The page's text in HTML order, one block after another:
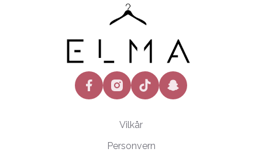
facebookinstagramtiktok snapchat
Vilkår
Personvern